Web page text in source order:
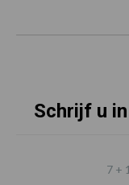
Schrijf u
7 +